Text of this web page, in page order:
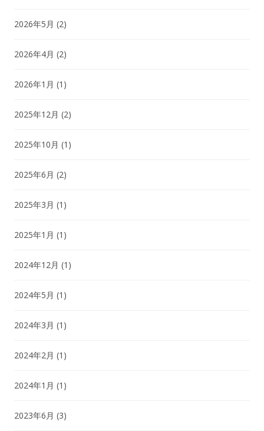
2026年5月 (2)
2026年4月 (2)
2026年1月 (1)
2025年12月 (2)
2025年10月 (1)
2025年6月 (2)
2025年3月 (1)
2025年1月 (1)
2024年12月 (1)
2024年5月 (1)
2024年3月 (1)
2024年2月 (1)
2024年1月 (1)
2023年6月 (3)